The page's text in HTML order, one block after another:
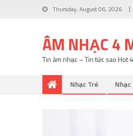
Thursday, August 06, 2026
ÂM NHẠC 4
Tin âm nhạc – Tin tức sao Hot
Nhạc Trẻ